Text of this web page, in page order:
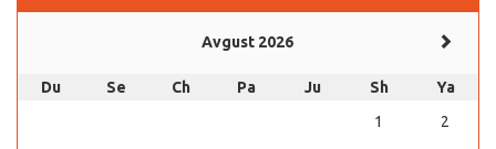
Avgust 2026
Du Se Ch Pa Ju Sh
Ya
1
2